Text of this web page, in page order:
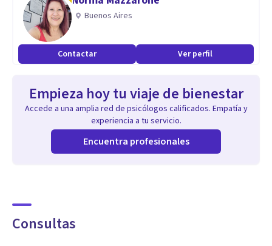
Buenos Aires
Contactar Ver perfil
Empieza hoy tu viaje de bienestar
Accede a una amplia red de psicólogos calificados. Empatía y
experiencia a tu servicio.
Encuentra profesionales
Consultas